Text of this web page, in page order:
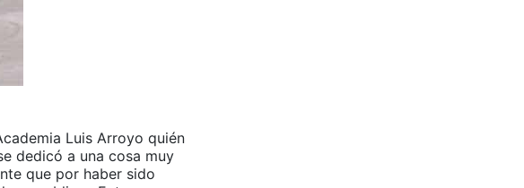
Luis Arroyo quién
dedicó a una cosa muy
que por haber sido